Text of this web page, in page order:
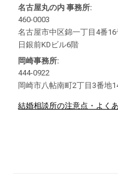
名古屋丸の内 事務所:
460-0003
名古屋市中区錦一丁目4番16
日銀前KDビル6階
岡崎事務所:
444-0922
岡崎市八帖南町2丁目3番地
結婚相談所の注意点・よく